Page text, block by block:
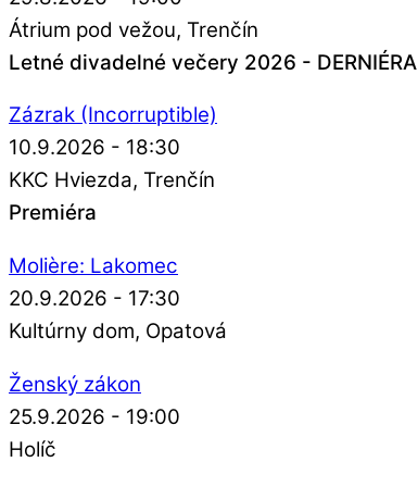
Átrium pod vežou Trenčín
Letné divadelné večery 2026 - DERNIÉRA
Zázrak (Incorruptible)
10.9.2026 - 18:30
KKC Hviezda Trenčín
Premiéra
Molière: Lakomec
20.9.2026 - 17:30
Kultúrny dom Opatová
Ženský zákon
25.9.2026 - 19:00
Holíč